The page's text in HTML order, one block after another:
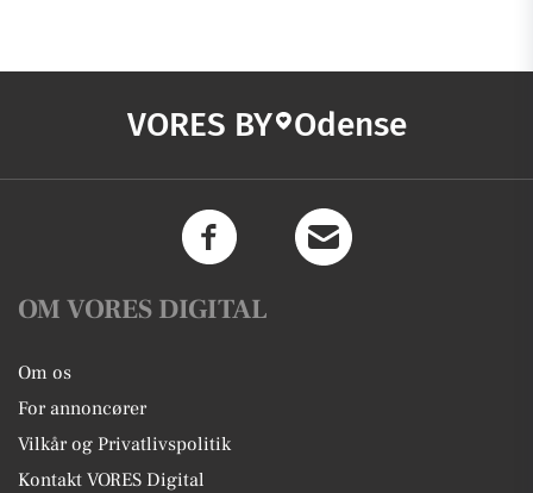
VORES BY Odense
OM VORES DIGITAL
Om os
For annoncører
Vilkår og Privatlivspolitik
Kontakt VORES Digital